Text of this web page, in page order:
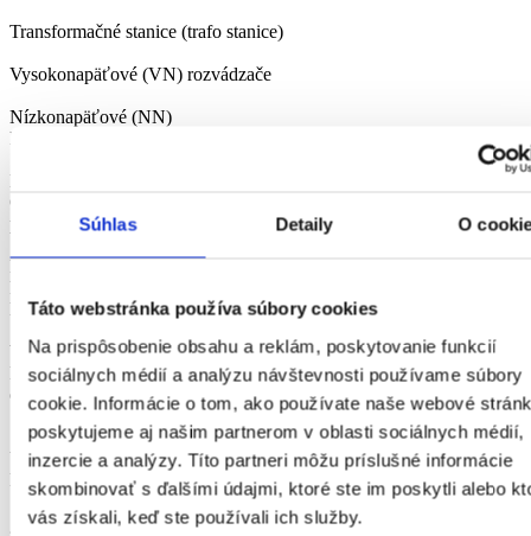
Súhlas Detaily O
Táto webstránka používa súbory cookies
Na prispôsobenie obsahu a reklám, poskytovanie funkcií
sociálnych médií a analýzu návštevnosti používame súbory
cookie. Informácie o tom, ako používate naše webové
poskytujeme aj našim partnerom v oblasti sociálnych médií,
inzercie a analýzy. Títo partneri môžu príslušné informácie
skombinovať s ďalšími údajmi, ktoré ste im poskytli alebo
vás získali, keď ste používali ich služby.
Transformačné stanice (trafo stanice)
Vysokonapäťové (VN) rozvádzače
Nízkonapäťové (NN)
Pravidelným servisom predídete
Neplánovaným výpadkom VN a NN sietí
Odhalenie problémov v predstihu znižuje riziko neočakávaných
prerušení dodávky.
Poškodeniu komponentov
Pravidelná kontrola pomáha predĺžiť životnosť hlavných častí VN a
NN sietí.
Vysokým nákladom na opravy
Preventívne zásahy minimalizujú náklady spojené s havarijnými
opravami.
Stratám na efektivite VN a NN sietí
Údržba zabezpečí plynulý a efektívny prenos energie.
Prečo si vybrať IFT na údržbu a servis VN a NN sietí
24/7 HOT LINE Podpora